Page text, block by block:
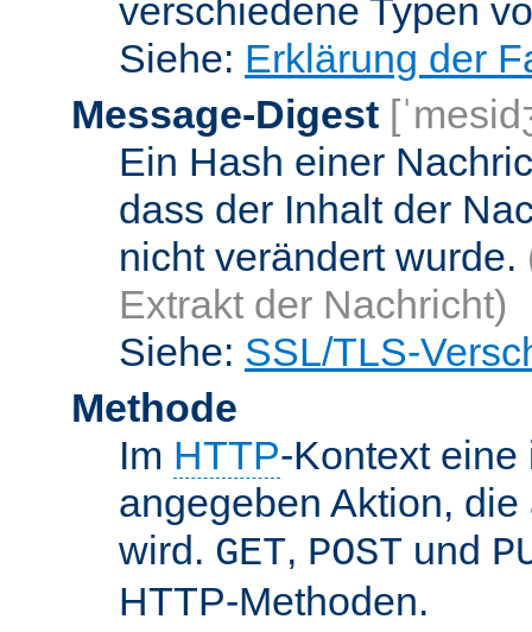
verschiedene Typen
Siehe: Erklärung der
Message-Digest
Ein Hash einer
dass der Inhalt der
nicht verändert wurde.
Extrakt der Nachricht)
Siehe: SSL/TLS-
Methode
Im HTTP-Kontext eine
angegeben Aktion,
wird. GET, POST und
HTTP-Methoden.